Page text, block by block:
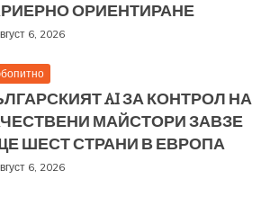
ОРИЕНТИРАНЕ
6, 2026
AI ЗА КОНТРОЛ НА
МАЙСТОРИ ЗАВЗЕ
ШЕСТ СТРАНИ В ЕВРОПА
6, 2026